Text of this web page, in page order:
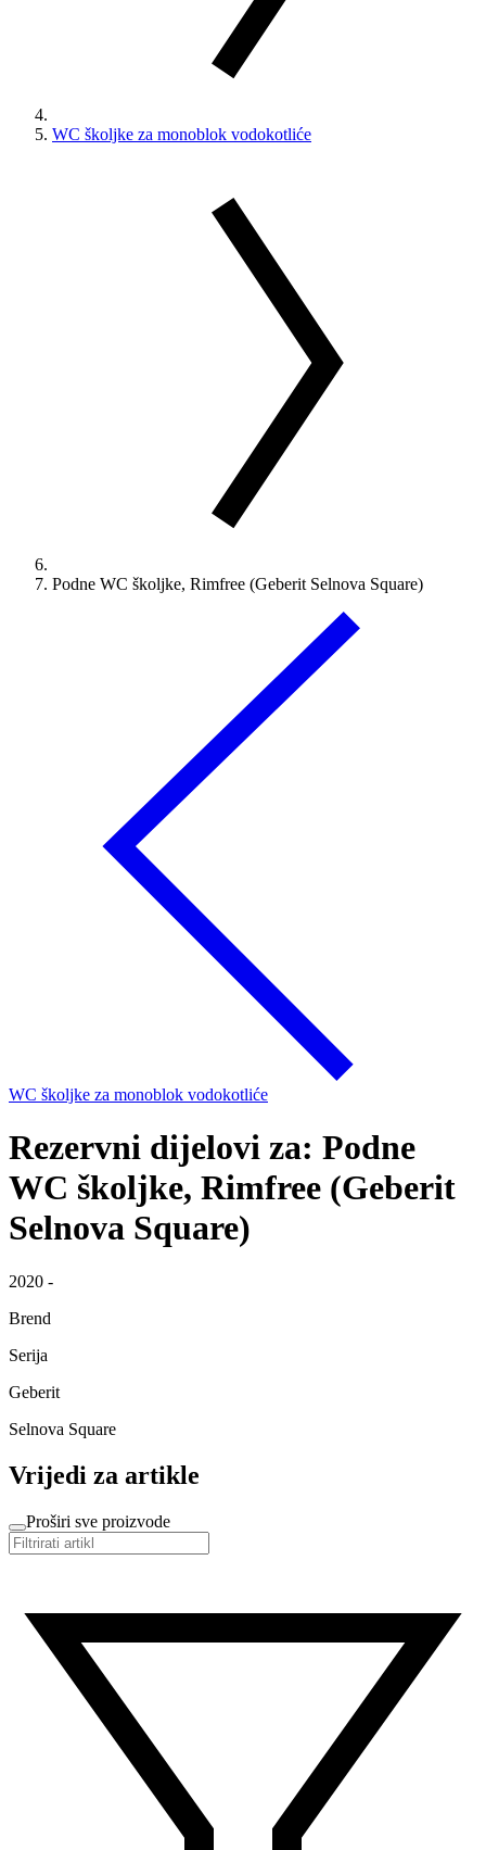
WC školjke za monoblok vodokotliće
Podne WC školjke, Rimfree (Geberit Selnova Square)
WC školjke za monoblok vodokotliće
Rezervni dijelovi za: Podne
WC školjke, Rimfree (Geberit
Selnova Square)
2020 -
Brend
Serija
Geberit
Selnova Square
Vrijedi za artikle
Proširi sve proizvode